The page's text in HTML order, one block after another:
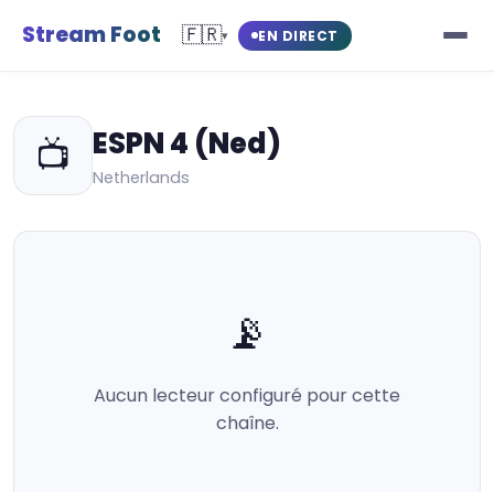
Stream Foot 🇫🇷▾ EN DIRECT
📺 ESPN 4 (Ned)
Netherlands
📡
Aucun lecteur configuré pour cette
chaîne.